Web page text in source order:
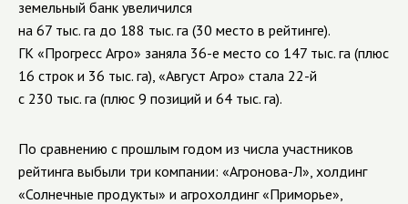
земельный банк увеличился
на 67 тыс. га до 188 тыс. га (30 место в рейтинге).
ГК «Прогресс Агро» заняла 36-е место со 147 тыс. га (плюс
16 строк и 36 тыс. га), «Август Агро» стала 22-й
с 230 тыс. га (плюс 9 позиций и 64 тыс. га).
По сравнению с прошлым годом из числа участников
рейтинга выбыли три компании: «Агронова-Л», холдинг
«Солнечные продукты» и агрохолдинг «Приморье»,